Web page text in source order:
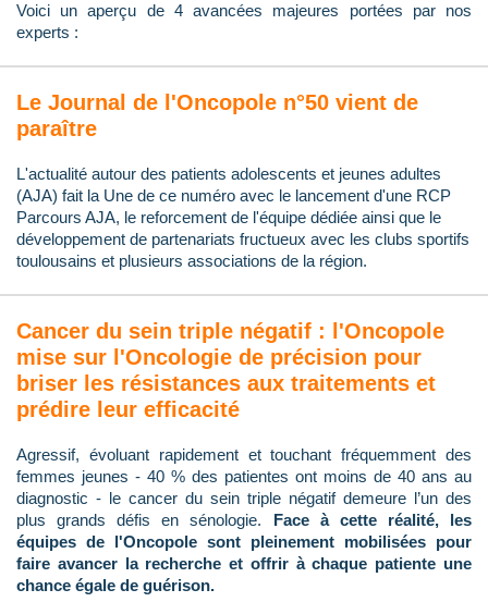
Voici un aperçu de 4 avancées majeures portées par nos
experts :
Le Journal de l'Oncopole n°50 vient de
paraître
L'actualité autour des patients adolescents et jeunes adultes
(AJA) fait la Une de ce numéro avec le lancement d'une RCP
Parcours AJA, le reforcement de l'équipe dédiée ainsi que le
développement de partenariats fructueux avec les clubs sportifs
toulousains et plusieurs associations de la région.
Cancer du sein triple négatif : l'Oncopole
mise sur l'Oncologie de précision pour
briser les résistances aux traitements et
prédire leur efficacité
Agressif, évoluant rapidement et touchant fréquemment des
femmes jeunes - 40 % des patientes ont moins de 40 ans au
diagnostic - le cancer du sein triple négatif demeure l’un des
plus grands défis en sénologie. Face à cette réalité, les
équipes de l'Oncopole sont pleinement mobilisées pour
faire avancer la recherche et offrir à chaque patiente une
chance égale de guérison.